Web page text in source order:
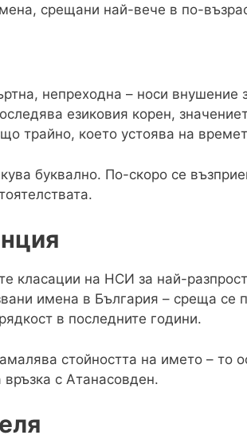
срещани най-вече в по-
непреходна – носи внушение
езиковия корен,
трайно, което устоява на
буквално. По-скоро се
класации на НСИ за най-
имена в България – среща се
в последните години.
стойността на името – то
с Атанасовден.